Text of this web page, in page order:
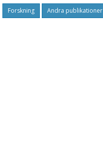
Forskning Andra publikationer